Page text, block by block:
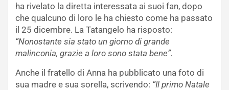
ha rivelato la diretta interessata ai suoi fan, dopo
che qualcuno di loro le ha chiesto come ha passato
il 25 dicembre. La Tatangelo ha risposto:
“Nonostante sia stato un giorno di grande
malinconia, grazie a loro sono stata bene”.
Anche il fratello di Anna ha pubblicato una foto di
sua madre e sua sorella, scrivendo: “Il primo Natale